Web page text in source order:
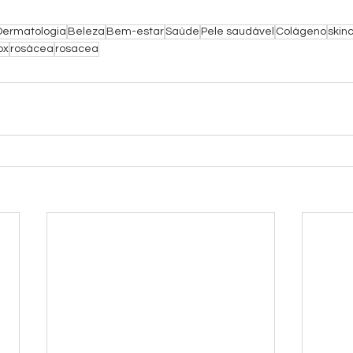
Beleza Bem-estarSaúde Pele saudável Colágeno
rosácea rosacea